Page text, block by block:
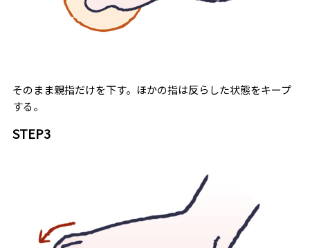
そのまま親指だけを下す。ほかの指は反らした状態をキープ
する。
STEP3